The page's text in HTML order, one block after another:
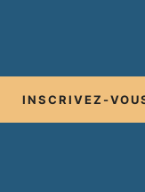
INSCRIVEZ-